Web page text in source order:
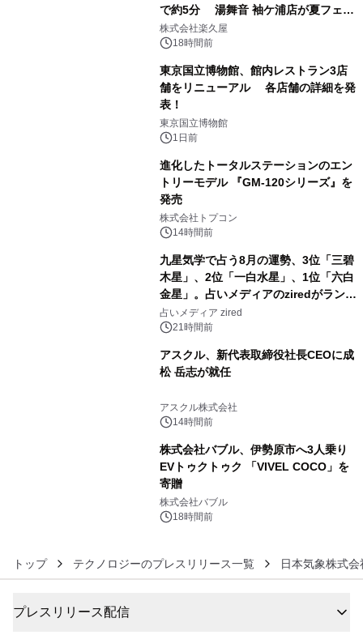
で約5分 湯舞音 袖ケ浦店が夏フェア
メニューを提供
株式会社楽久屋
18時間前
東京国立博物館、館内レストラン3店
舗をリニューアル 各店舗の詳細を発
表！
東京国立博物館
1日前
進化したトータルステーションのエン
トリーモデル 『GM-120シリーズ』を
発売
株式会社トプコン
14時間前
九星気学で占う8月の運勢、3位「三碧
木星」、2位「一白水星」、1位「六白
金星」。占いメディアのziredがランキ
ングを発表
占いメディア zired
21時間前
アスクル、新代表取締役社長CEOに成
松 岳志が就任
アスクル株式会社
14時間前
株式会社バブル、伊勢原市へ3人乗り
EVトゥクトゥク 「VIVEL COCO」を
寄贈
株式会社バブル
18時間前
トップ テクノロジーのプレスリリース一覧 日本気象株式会
プレスリリース配信